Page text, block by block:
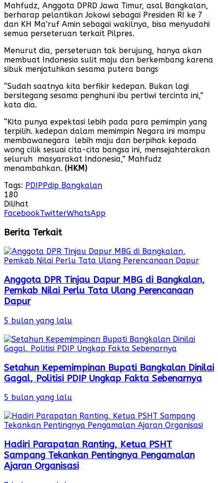
Mahfudz, Anggota DPRD Jawa Timur, asal Bangkalan,
berharap pelantikan Jokowi sebagai Presiden RI ke 7
dan KH Ma’ruf Amin sebagai wakilnya, bisa menyudahi
semua perseteruan terkait Pilpres.
Menurut dia, perseteruan tak berujung, hanya akan
membuat Indonesia sulit maju dan berkembang karena
sibuk menjatuhkan sesama putera bangs
“Sudah saatnya kita berfikir kedepan. Bukan lagi
bersitegang sesama penghuni ibu pertiwi tercinta ini,”
kata dia.
“Kita punya expektasi lebih pada para pemimpin yang
terpilih. kedepan dalam memimpin Negara ini mampu
membawanegara lebih maju dan berpihak kepada
wong cilik sesuai cita-cita bangsa ini, mensejahterakan
seluruh masyarakat Indonesia,” Mahfudz
menambahkan. (HKM)
Tags: PDIPPdip Bangkalan
180
Dilihat
FacebookTwitterWhatsApp
Berita Terkait
Anggota DPR Tinjau Dapur MBG di Bangkalan,
Pemkab Nilai Perlu Tata Ulang Perencanaan
Dapur
5 bulan yang lalu
Setahun Kepemimpinan Bupati Bangkalan Dinilai
Gagal, Politisi PDIP Ungkap Fakta Sebenarnya
5 bulan yang lalu
Hadiri Parapatan Ranting, Ketua PSHT
Sampang Tekankan Pentingnya Pengamalan
Ajaran Organisasi